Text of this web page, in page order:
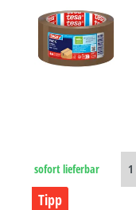
sofort lieferbar
Tipp